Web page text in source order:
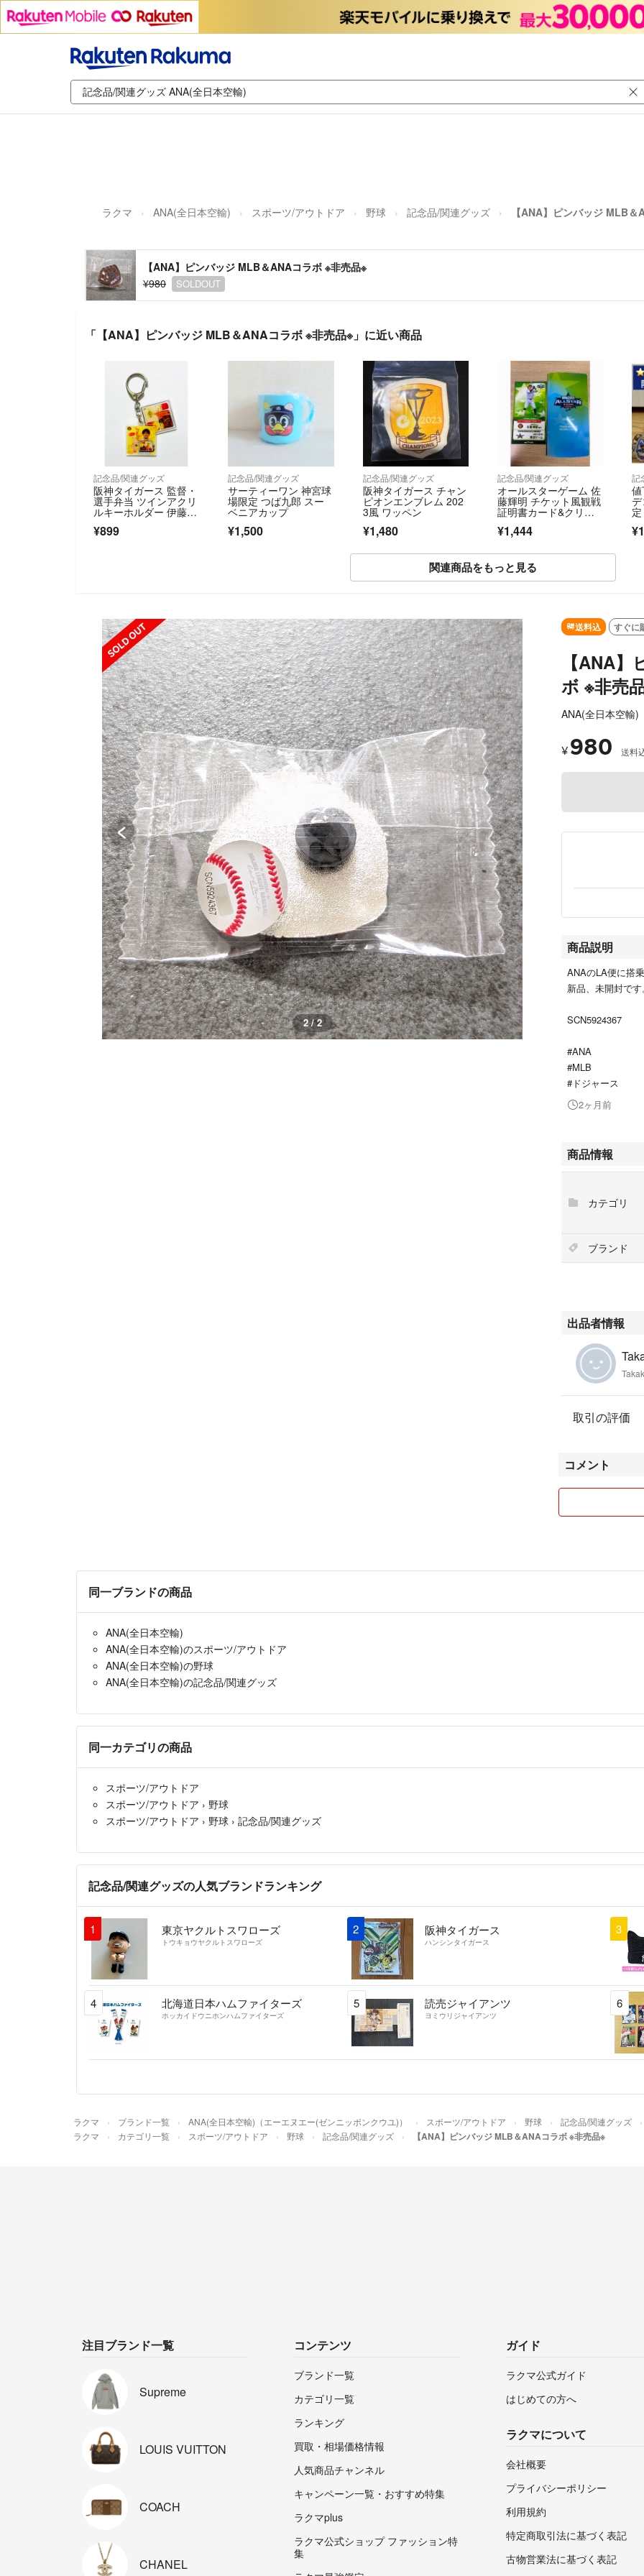
ラクマ ANA(全日本空輸) スポーツ/アウトドア 野球 記念品/関連グッズ 【ANA】ピンバッジ MLB
【ANA】ピンバッジ MLB＆ANAコラボ ※非売品※
¥980
SOLDOUT
「【ANA】ピンバッジ MLB＆ANAコラボ ※非売品※」に近い商品
記念品/関連グッズ
阪神タイガース 監督・
選手弁当 ツインアクリ
ルキーホルダー 伊藤将
¥899
記念品/関連グッズ
サーティーワン 神宮球
場限定 つば九郎 スー
ベニアカップ
¥1,500
記念品/関連グッズ
阪神タイガース チャン
ピオンエンブレム 202
3風 ワッペン
¥1,480
記念品/関連グッズ
オールスターゲーム 佐
藤輝明 チケット風観戦
証明書カード&クリア
ファイル
¥1,444
記
値
デ
関連商品をもっと見る
SOLD OUT SOLD OUT
1 / 2
送料込 すぐに
【ANA
ボ ※非売
ANA(全日本空輸)
¥ 980 送料
商品説明
ANAのLA便に搭
新品、未開封で
SCN5924367
#ANA
#MLB
#ドジャース
2ヶ月前
商品情報
カテゴリ
ブランド
出品者情報
取引の評価
コメント
同一ブランドの商品
ANA(全日本空輸)
ANA(全日本空輸)のスポーツ/アウトドア
ANA(全日本空輸)の野球
ANA(全日本空輸)の記念品/関連グッズ
同一カテゴリの商品
スポーツ/アウトドア
スポーツ/アウトドア › 野球
スポーツ/アウトドア › 野球 › 記念品/関連グッズ
記念品/関連グッズの人気ブランドランキング
1 東京ヤクルトスワローズ
トウキョウヤクルトスワローズ
2 阪神タイガース
ハンシンタイガース
3
4 北海道日本ハムファイターズ
ホッカイドウニホンハムファイターズ
5 読売ジャイアンツ
ヨミウリジャイアンツ
6
ラクマ ブランド一覧 ANA(全日本空輸)（エーエヌエー(ゼンニッポンクウユ)） スポーツ/アウトドア 野球
記念品/関連グッズ
ラクマ
カテゴリ一覧 スポーツ/アウトドア 野球 記念品/関連グッズ 【ANA】ピンバッジ MLB＆ANAコラボ ※非売品※
注目ブランド一覧
Supreme
LOUIS VUITTON
COACH
CHANEL
コンテンツ
ブランド一覧
カテゴリ一覧
ランキング
買取・相場価格情報
人気商品チャンネル
キャンペーン一覧・おすすめ特集
ラクマplus
ラクマ公式ショップ ファッション特
集
ガイド
ラクマ公式ガイド
はじめての方へ
ラクマについて
会社概要
プライバシーポリシー
利用規約
特定商取引法に基づく表記
古物営業法に基づく表記